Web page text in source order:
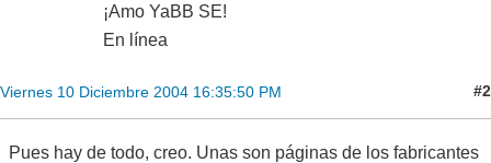
¡Amo YaBB SE!
En línea
Viernes 10 Diciembre 2004 16:35:50 PM #2
Pues hay de todo, creo. Unas son páginas de los fabricantes